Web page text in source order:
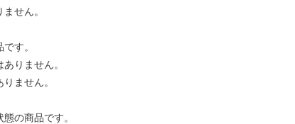
せん。
す。
りません。
ません。
の商品です。